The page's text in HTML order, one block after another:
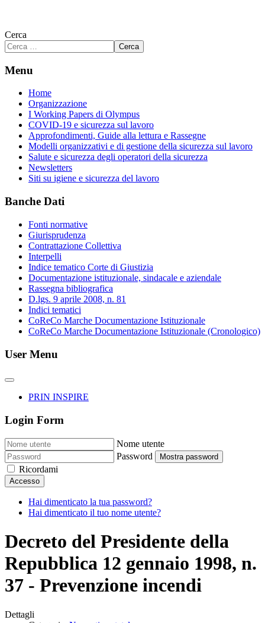
Cerca
Cerca
Menu
Home
Organizzazione
I Working Papers di Olympus
COVID-19 e sicurezza sul lavoro
Approfondimenti, Guide alla lettura e Rassegne
Modelli organizzativi e di gestione della sicurezza sul lavoro
Salute e sicurezza degli operatori della sicurezza
Newsletters
Siti su igiene e sicurezza del lavoro
Banche Dati
Fonti normative
Giurisprudenza
Contrattazione Collettiva
Interpelli
Indice tematico Corte di Giustizia
Documentazione istituzionale, sindacale e aziendale
Rassegna bibliografica
D.lgs. 9 aprile 2008, n. 81
Indici tematici
CoReCo Marche Documentazione Istituzionale
CoReCo Marche Documentazione Istituzionale (Cronologico)
User Menu
PRIN INSPIRE
Login Form
Nome utente
Password
Mostra password
Ricordami
Accesso
Hai dimenticato la tua password?
Hai dimenticato il tuo nome utente?
Decreto del Presidente della
Repubblica 12 gennaio 1998, n.
37 - Prevenzione incendi
Dettagli